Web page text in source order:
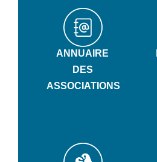
ANNUAIRE
DES
ASSOCIATIONS